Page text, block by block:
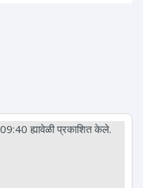
ह्यावेळी प्रकाशित केले.